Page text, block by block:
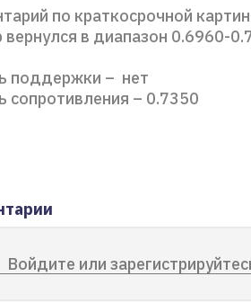
по краткосрочной
вернулся в диапазон 0.6960-
поддержки – нет
сопротивления – 0.7350
Войдите или